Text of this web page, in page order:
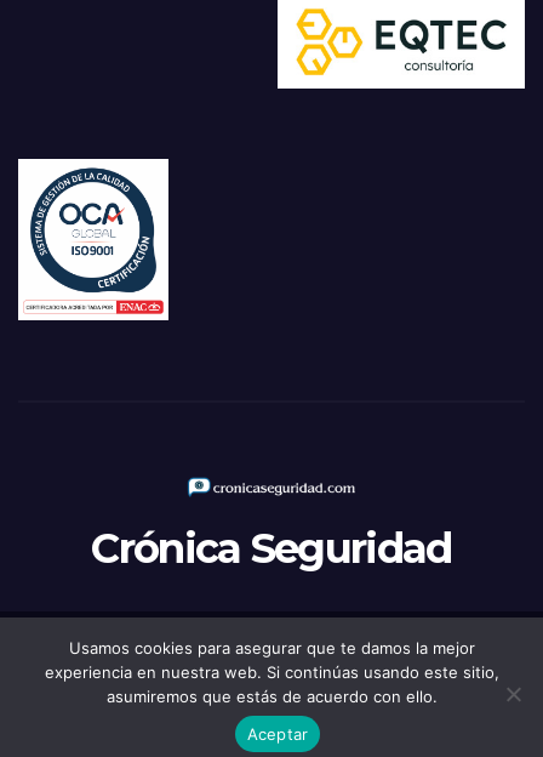
Crónica Seguridad
Funciona gracias a WordPress|Tema: Newsup deThemeansar
Aviso legal
Usamos cookies para asegurar que te damos la mejor
experiencia en nuestra web. Si continúas usando este sitio,
asumiremos que estás de acuerdo con ello.
Aceptar